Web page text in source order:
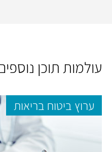
עולמות תוכן
ערוץ ביטוח בריאות